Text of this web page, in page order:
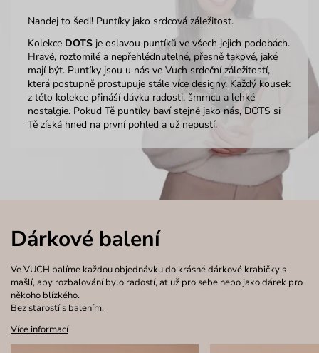
Nandej to šedi! Puntíky jako srdcová záležitost.
Kolekce DOTS je oslavou puntíků ve všech jejich podobách.
Hravé, roztomilé a nepřehlédnutelné, přesně takové, jaké
mají být. Puntíky jsou u nás ve Vuch srdeční záležitostí,
která postupně prostupuje stále více designy. Každý kousek
z této kolekce přináší dávku radosti, šmrncu a lehké
nostalgie. Pokud Tě puntíky baví stejně jako nás, DOTS si
Tě získá hned na první pohled a už nepustí.
Dárkové balení
Ve VUCH balíme každou objednávku do krásné dárkové krabičky s
mašlí, aby rozbalování bylo radostí, ať už pro sebe nebo jako dárek pro
někoho blízkého.
Bez starostí s balením.
Více informací